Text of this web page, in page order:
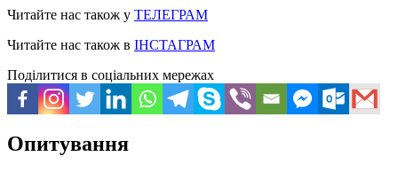
Читайте нас також у ТЕЛЕГРАМ
Читайте нас також в ІНСТАГРАМ
Поділитися в соціальних мережах
Опитування